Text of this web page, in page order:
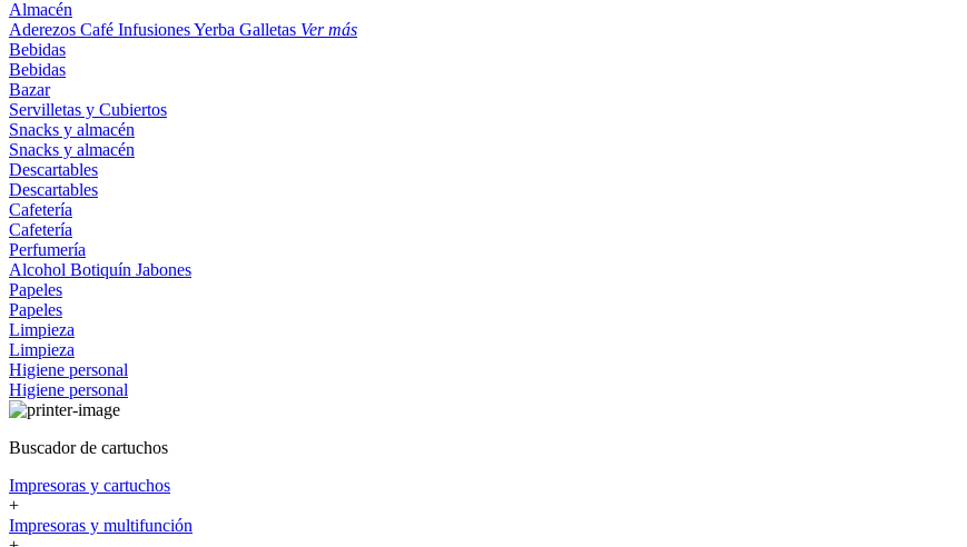
Almacén
Aderezos Café InfusionesYerba Galletas Ver más
Bebidas
Bebidas
Bazar
Servilletas y Cubiertos
Snacks y almacén
Snacks y almacén
Descartables
Descartables
Cafetería
Cafetería
Perfumería
Alcohol Botiquín Jabones
Papeles
Papeles
Limpieza
Limpieza
Higiene personal
Higiene personal
Buscador de cartuchos
Impresoras y cartuchos
+
Impresoras y multifunción